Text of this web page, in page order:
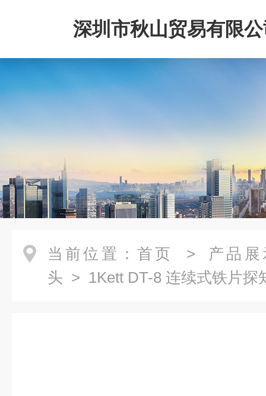
深圳市秋山贸易有限
当前位置： 首页 > 产品展
头 > 1Kett DT-8 连续式铁片探